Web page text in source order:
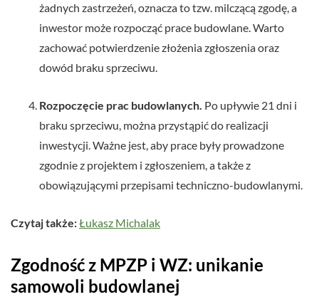
żadnych zastrzeżeń, oznacza to tzw. milczącą zgodę, a
inwestor może rozpocząć prace budowlane. Warto
zachować potwierdzenie złożenia zgłoszenia oraz
dowód braku sprzeciwu.
Rozpoczęcie prac budowlanych. Po upływie 21 dni i
braku sprzeciwu, można przystąpić do realizacji
inwestycji. Ważne jest, aby prace były prowadzone
zgodnie z projektem i zgłoszeniem, a także z
obowiązującymi przepisami techniczno-budowlanymi.
Czytaj także:Łukasz Michalak
Zgodność z MPZP i WZ: unikanie
samowoli budowlanej